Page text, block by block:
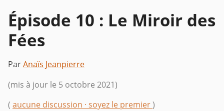
Épisode 10 : Le Miroir des
Fées
ParAnaïs Jeanpierre
(mis à jour le 5 octobre 2021)
( aucune discussion · soyez le premier)